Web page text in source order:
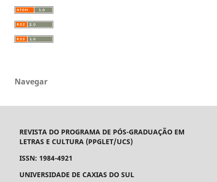
Navegar
REVISTA DO PROGRAMA DE PÓS-GRADUAÇÃO EM
LETRAS E CULTURA (PPGLET/UCS)
ISSN: 1984-4921
UNIVERSIDADE DE CAXIAS DO SUL